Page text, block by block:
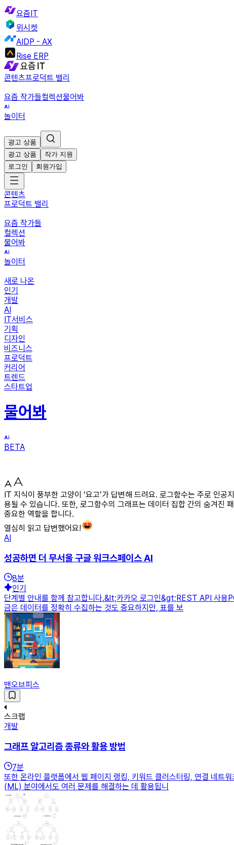
요즘IT
위시켓
AIDP - AX
Rise ERP
콘텐츠프로덕트 밸리
요즘 작가들컬렉션물어봐
놀이터
광고 상품
광고 상품
작가 지원
로그인
회원가입
콘텐츠
프로덕트 밸리
요즘 작가들
컬렉션
물어봐
놀이터
새로 나온
인기
개발
AI
IT서비스
기획
디자인
비즈니스
프로덕트
커리어
트렌드
스타트업
물어봐
BETA
IT 지식이 풍부한 고양이 ‘요고’가 답변해 드려요. 로그함수는 주로 인
용될 수 있습니다. 또한, 로그함수의 그래프는 데이터 집합 간의 숨겨진
중요한 역할을 합니다.
열심히 읽고 답변했어요!
AI
성공하면 더 무서울 구글 워크스페이스 AI
8분
인기
단계별 안내를 함께 참고합니다.&lt;카카오 로그인&gt;REST API 사용
금은 데이터를 정확히 수집하는 것도 중요하지만, 표를 보
맨오브피스
스크랩
개발
그래프 알고리즘 종류와 활용 방법
7분
또한 온라인 플랫폼에서 웹 페이지 랭킹, 키워드 클러스터링, 연결 네트
(ML) 분야에서도 여러 문제를 해결하는 데 활용됩니